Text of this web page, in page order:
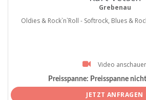
Grebenau
Oldies & Rock`n`Roll - Softrock, Blues &
Video
Preisspanne: Preisspanne
JETZT ANFRAGEN